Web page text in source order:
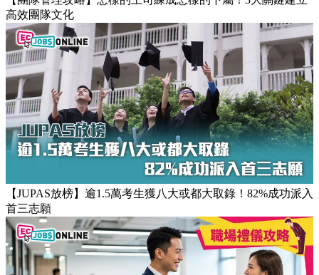
【團隊管理攻略】怎樣的上司練成怎樣的下屬！3大關鍵建立